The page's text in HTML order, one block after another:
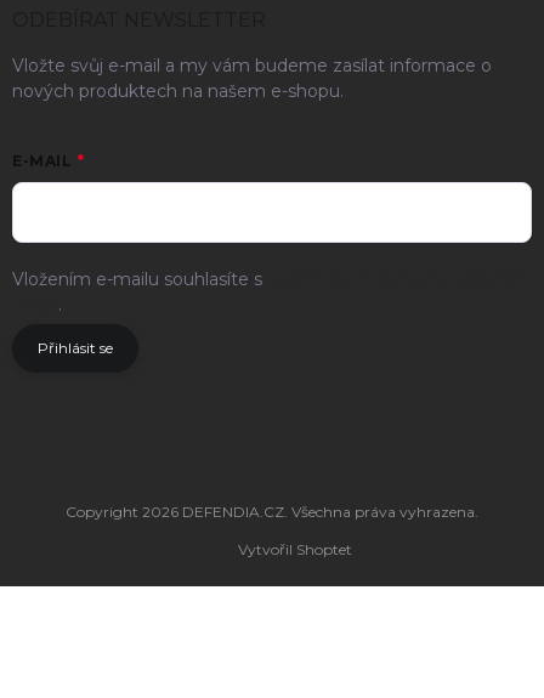
Vložte svůj e-mail a my vám budeme zasílat informace o
nových produktech na našem e-shopu.
E-MAIL
Vložením e-mailu souhlasíte s
.
Přihlásit se
Vytvořil Shoptet
Copyright 2026 DEFENDIA.CZ. Všechna práva vyhrazena.